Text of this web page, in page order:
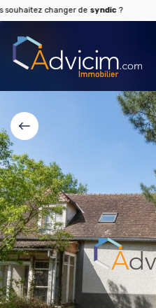
changer desyndic?